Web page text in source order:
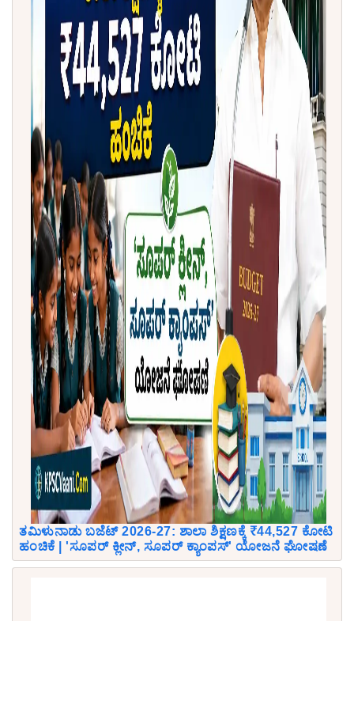
ತಮಿಳುನಾಡು ಬಜೆಟ್ 2026-27: ಶಾಲಾ ಶಿಕ್ಷಣಕ್ಕೆ ₹44,527 ಕೋಟಿ
ಹಂಚಿಕೆ | 'ಸೂಪರ್ ಕ್ಲೀನ್, ಸೂಪರ್ ಕ್ಯಾಂಪಸ್' ಯೋಜನೆ ಘೋಷಣೆ